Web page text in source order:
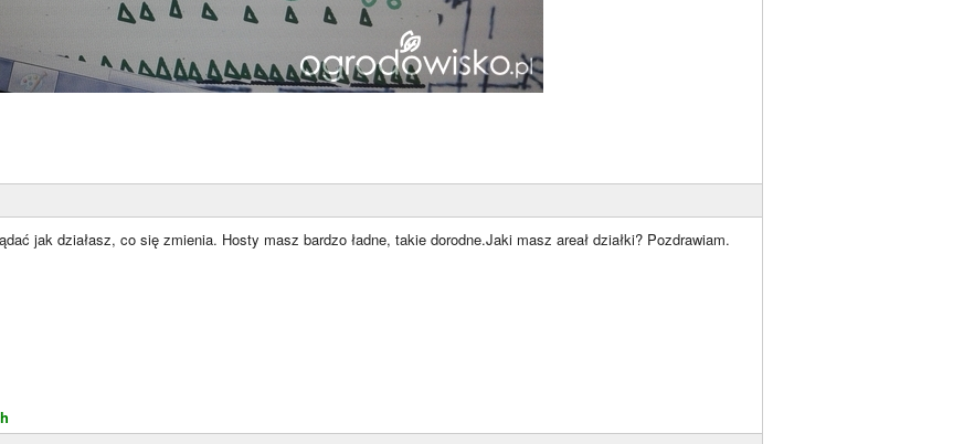
jak działasz, co się zmienia. Hosty masz bardzo ładne, takie dorodne.Jaki masz areał działki? Pozdrawiam.